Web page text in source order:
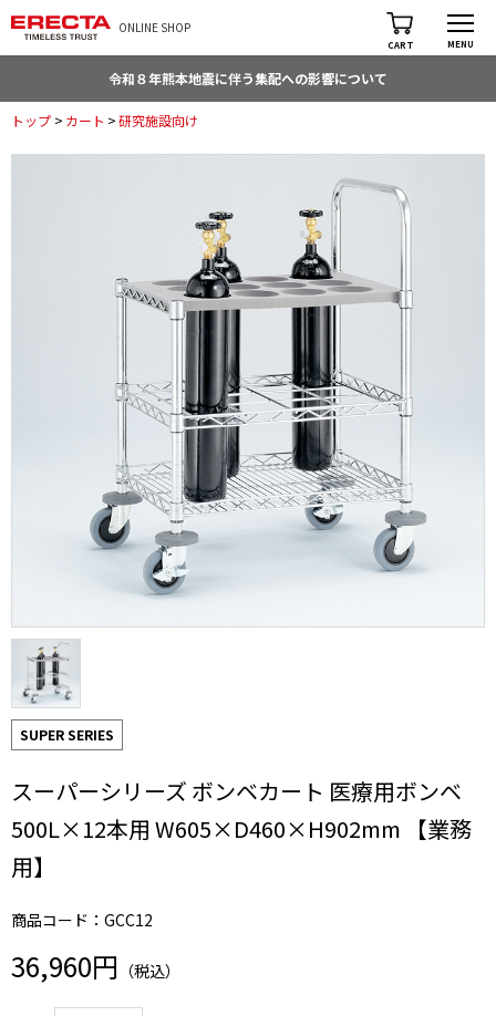
ONLINE SHOP
CART MENU
令和８年熊本地震に伴う集配への影響について
トップ > カート >研究施設向け
SUPER SERIES
スーパーシリーズ ボンベカート 医療用ボンベ
500L×12本用 W605×D460×H902mm 【業務
用】
商品コード：GCC12
36,960円 （税込）